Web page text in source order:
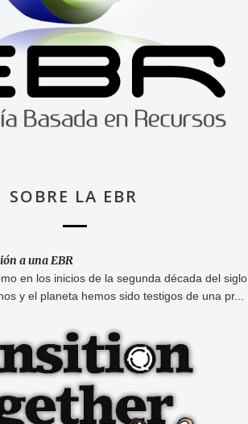
SOBRE LA EBR
a una EBR
en los inicios de la segunda década del siglo
y el planeta hemos sido testigos de una pr...